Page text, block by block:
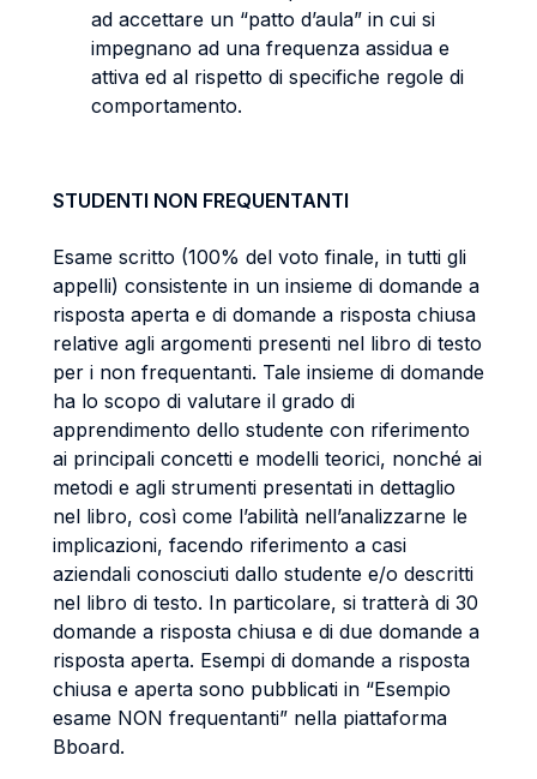
ad accettare un “patto d’aula” in cui si
impegnano ad una frequenza assidua e
attiva ed al rispetto di specifiche regole di
comportamento.
STUDENTI NON FREQUENTANTI
Esame scritto (100% del voto finale, in tutti gli
appelli) consistente in un insieme di domande a
risposta aperta e di domande a risposta chiusa
relative agli argomenti presenti nel libro di testo
per i non frequentanti. Tale insieme di domande
ha lo scopo di valutare il grado di
apprendimento dello studente con riferimento
ai principali concetti e modelli teorici, nonché ai
metodi e agli strumenti presentati in dettaglio
nel libro, così come l’abilità nell’analizzarne le
implicazioni, facendo riferimento a casi
aziendali conosciuti dallo studente e/o descritti
nel libro di testo. In particolare, si tratterà di 30
domande a risposta chiusa e di due domande a
risposta aperta. Esempi di domande a risposta
chiusa e aperta sono pubblicati in “Esempio
esame NON frequentanti” nella piattaforma
Bboard.